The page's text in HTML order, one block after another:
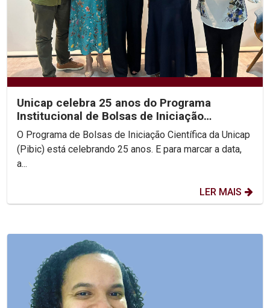
Unicap celebra 25 anos do Programa
Institucional de Bolsas de Iniciação
Científica
O Programa de Bolsas de Iniciação Científica da Unicap
(Pibic) está celebrando 25 anos. E para marcar a data,
a...
LER MAIS